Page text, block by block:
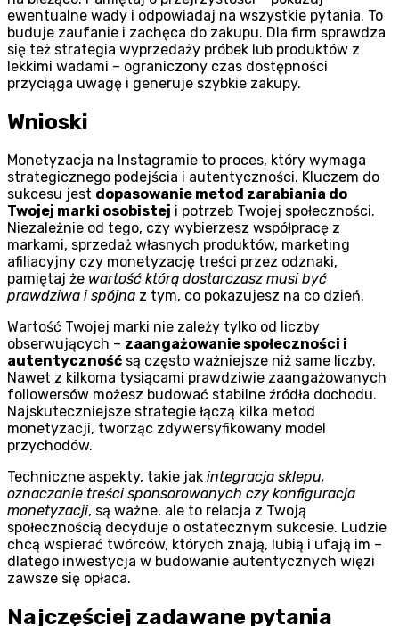
ewentualne wady i odpowiadaj na wszystkie pytania. To
buduje zaufanie i zachęca do zakupu. Dla firm sprawdza
się też strategia wyprzedaży próbek lub produktów z
lekkimi wadami – ograniczony czas dostępności
przyciąga uwagę i generuje szybkie zakupy.
Wnioski
Monetyzacja na Instagramie to proces, który wymaga
strategicznego podejścia i autentyczności. Kluczem do
sukcesu jest dopasowanie metod zarabiania do
Twojej marki osobistej i potrzeb Twojej społeczności.
Niezależnie od tego, czy wybierzesz współpracę z
markami, sprzedaż własnych produktów, marketing
afiliacyjny czy monetyzację treści przez odznaki,
pamiętaj że wartość którą dostarczasz musi być
prawdziwa i spójna z tym, co pokazujesz na co dzień.
Wartość Twojej marki nie zależy tylko od liczby
obserwujących – zaangażowanie społeczności i
autentyczność są często ważniejsze niż same liczby.
Nawet z kilkoma tysiącami prawdziwie zaangażowanych
followersów możesz budować stabilne źródła dochodu.
Najskuteczniejsze strategie łączą kilka metod
monetyzacji, tworząc zdywersyfikowany model
przychodów.
Techniczne aspekty, takie jak integracja sklepu,
oznaczanie treści sponsorowanych czy konfiguracja
monetyzacji, są ważne, ale to relacja z Twoją
społecznością decyduje o ostatecznym sukcesie. Ludzie
chcą wspierać twórców, których znają, lubią i ufają im –
dlatego inwestycja w budowanie autentycznych więzi
zawsze się opłaca.
Najczęściej zadawane pytania